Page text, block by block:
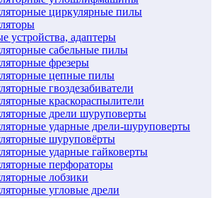
циркулярные пилы
устройства, адаптеры
сабельные пилы
фрезеры
цепные пилы
гвоздезабиватели
краскораспылители
дрели шуруповерты
ударные дрели-шуруповерты
шуруповёрты
ударные гайковерты
перфораторы
лобзики
угловые дрели